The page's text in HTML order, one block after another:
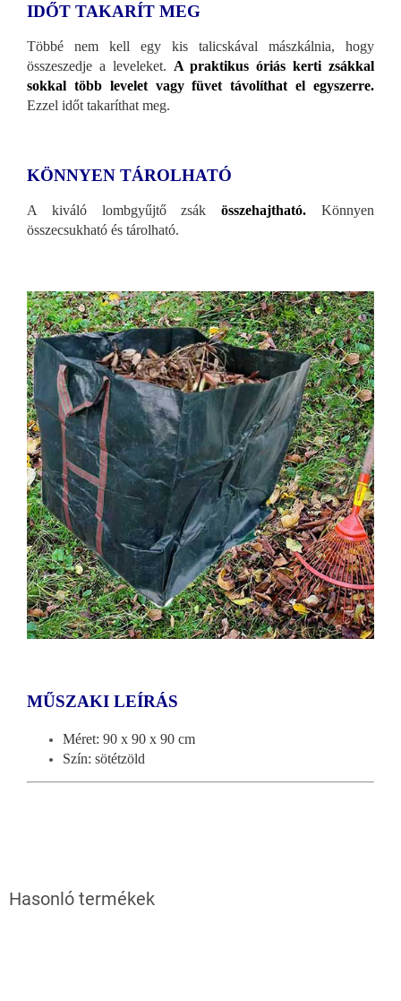
IDŐT TAKARÍT MEG
Többé nem kell egy kis talicskával mászkálnia, hogy
összeszedje a leveleket. A praktikus óriás kerti zsákkal
sokkal több levelet vagy füvet távolíthat el egyszerre.
Ezzel időt takaríthat meg.
KÖNNYEN TÁROLHATÓ
A kiváló lombgyűjtő zsákösszehajtható. Könnyen
összecsukható és tárolható.
MŰSZAKI LEÍRÁS
Méret: 90 x 90 x 90 cm
Szín: sötétzöld